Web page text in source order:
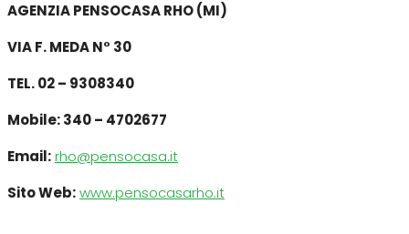
AGENZIA PENSOCASA RHO (MI)
VIA F. MEDA N° 30
TEL. 02 – 9308340
Mobile: 340 – 4702677
Email:rho@pensocasa.it
Sito Web:www.pensocasarho.it